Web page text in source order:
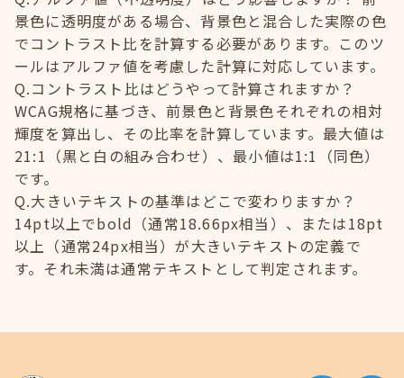
景色に透明度がある場合、背景色と混合した実際の色
でコントラスト比を計算する必要があります。このツ
ールはアルファ値を考慮した計算に対応しています。
Q.コントラスト比はどうやって計算されますか？
WCAG規格に基づき、前景色と背景色それぞれの相対
輝度を算出し、その比率を計算しています。最大値は
21:1（黒と白の組み合わせ）、最小値は1:1（同色）
です。
Q.大きいテキストの基準はどこで変わりますか？
14pt以上でbold（通常18.66px相当）、または18pt
以上（通常24px相当）が大きいテキストの定義で
す。それ未満は通常テキストとして判定されます。